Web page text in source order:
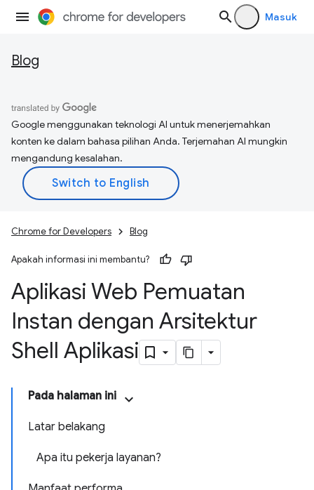
Masuk
Blog
Google menggunakan teknologi AI untuk menerjemahkan
konten ke dalam bahasa pilihan Anda. Terjemahan AI mungkin
mengandung kesalahan.
Chrome for Developers Blog
Apakah informasi ini membantu?
Aplikasi Web Pemuatan
Instan dengan Arsitektur
Shell Aplikasi
Pada halaman ini
Latar belakang
Apa itu pekerja layanan?